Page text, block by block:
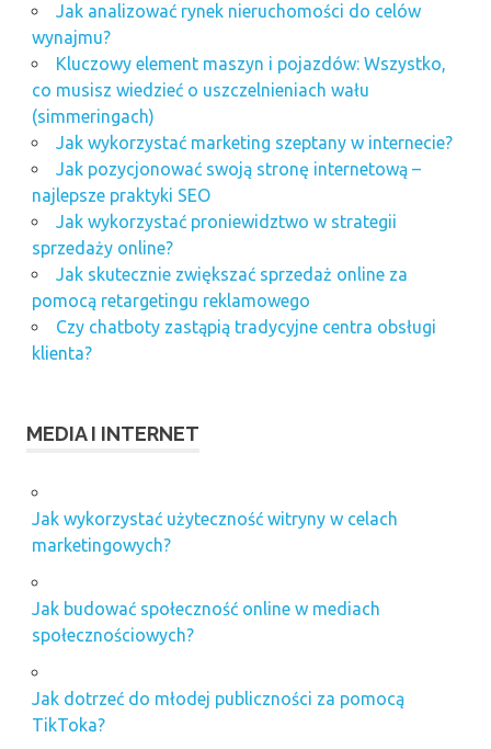
Jak analizować rynek nieruchomości do celów
wynajmu?
Kluczowy element maszyn i pojazdów: Wszystko,
co musisz wiedzieć o uszczelnieniach wału
(simmeringach)
Jak wykorzystać marketing szeptany w internecie?
Jak pozycjonować swoją stronę internetową –
najlepsze praktyki SEO
Jak wykorzystać proniewidztwo w strategii
sprzedaży online?
Jak skutecznie zwiększać sprzedaż online za
pomocą retargetingu reklamowego
Czy chatboty zastąpią tradycyjne centra obsługi
klienta?
MEDIA I INTERNET
Jak wykorzystać użyteczność witryny w celach
marketingowych?
Jak budować społeczność online w mediach
społecznościowych?
Jak dotrzeć do młodej publiczności za pomocą
TikToka?